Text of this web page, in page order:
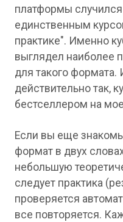
платформы
единственным
практике". Именно
выглядел наиболее
для такого формата.
действительно так,
бестселлером на
Если вы еще
формат в двух
небольшую
следует практика
проверяется
все повторяется.